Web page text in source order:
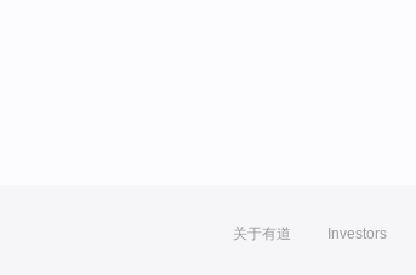
关于有道 Investors